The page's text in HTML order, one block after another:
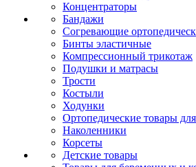
Концентраторы
Бандажи
Согревающие
Бинты эластичные
Компрессионный трикотаж
Подушки и матрасы
Трости
Костыли
Ходунки
Ортопедические товары
Наколенники
Корсеты
Детские товары